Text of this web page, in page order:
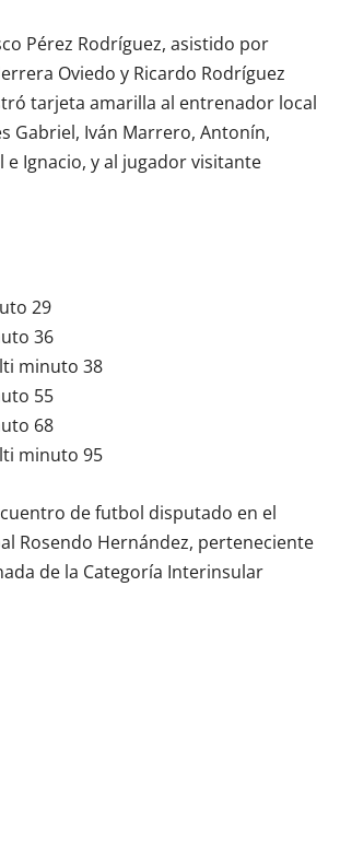
Pérez Rodríguez, asistido por
Oviedo y Ricardo Rodríguez
tarjeta amarilla al entrenador local
Gabriel, Iván Marrero, Antonín,
e Ignacio, y al jugador visitante
29
36
minuto 38
55
68
minuto 95
de futbol disputado en el
Rosendo Hernández, perteneciente
de la Categoría Interinsular